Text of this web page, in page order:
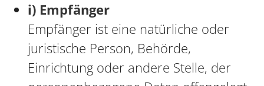
i) Empfänger
Empfänger ist eine natürliche oder
juristische Person, Behörde,
Einrichtung oder andere Stelle, der